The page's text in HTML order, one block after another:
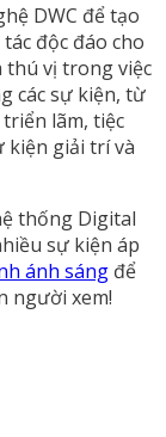
DWC để tạo
độc đáo cho
thú vị trong việc
các sự kiện, từ
lãm, tiệc
kiện giải trí và
thống Digital
sự kiện áp
ánh sáng để
người xem!